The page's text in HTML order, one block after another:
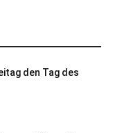
den Tag des